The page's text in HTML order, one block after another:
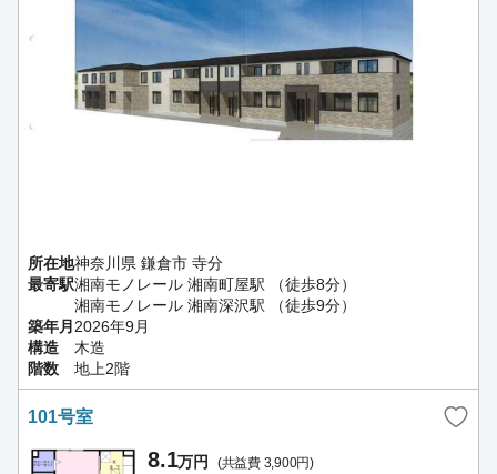
所在地神奈川県 鎌倉市 寺分
最寄駅湘南モノレール 湘南町屋駅 （徒歩8分）
湘南モノレール 湘南深沢駅 （徒歩9分）
築年月 2026年9月
構造
木造
階数
地上2階
101号室
8.1万円 (共益費 3,900円)